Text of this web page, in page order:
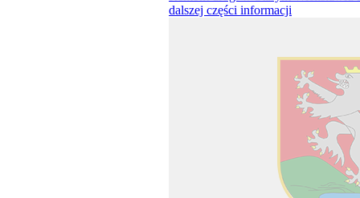
dalszej części informacji